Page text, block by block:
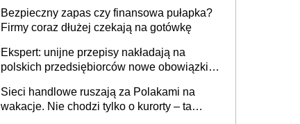
Bezpieczny zapas czy finansowa pułapka?
Firmy coraz dłużej czekają na gotówkę
Ekspert: unijne przepisy nakładają na
polskich przedsiębiorców nowe obowiązki w
Sieci handlowe ruszają za Polakami na
wakacje. Nie chodzi tylko o kurorty – ta